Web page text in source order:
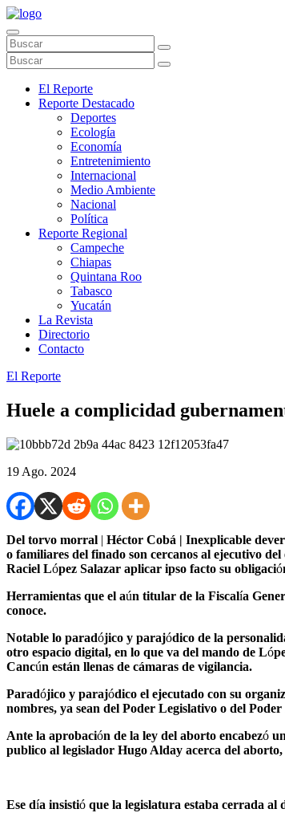
El Reporte
Reporte Destacado
Deportes
Ecología
Economía
Entretenimiento
Internacional
Medio Ambiente
Nacional
Política
Reporte Regional
Campeche
Chiapas
Quintana Roo
Tabasco
Yucatán
La Revista
Directorio
Contacto
El Reporte
Huele a complicidad
19 Ago. 2024
Del torvo morral | Héctor Cobá | Inexplicable
o familiares del finado son cercanos al ejecutivo
Raciel López Salazar aplicar ipso facto su obligació
Herramientas que el aún titular de la Fiscalía
conoce.
Notable lo paradójico y parajódico de la
otro espacio digital, en lo que va del mando de Ló
Cancún están llenas de cámaras de vigilancia.
Paradójico y parajódico el ejecutado con su
nombres, ya sean del Poder Legislativo o del
Ante la aprobación de la ley del aborto encabezó
publico al legislador Hugo Alday acerca del
Ese día insistió que la legislatura estaba cerrada al